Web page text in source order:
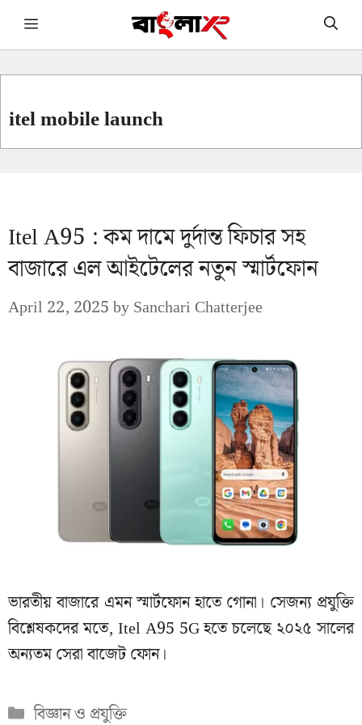
Skip Menu
itel mobile launch
Itel A95 : কম দামে দুর্দান্ত ফিচার সহ
বাজারে এল আইটেলের নতুন স্মার্টফোন
April 22, 2025bySanchari Chatterjee
ভারতীয় বাজারে এমন স্মার্টফোন হাতে গোনা। সেজন্য প্রযুক্তি
বিশ্লেষকদের মতে, Itel A95 5G হতে চলেছে ২০২৫ সালের
অন্যতম সেরা বাজেট ফোন।
Categories
বিজ্ঞান ও প্রযুক্তি